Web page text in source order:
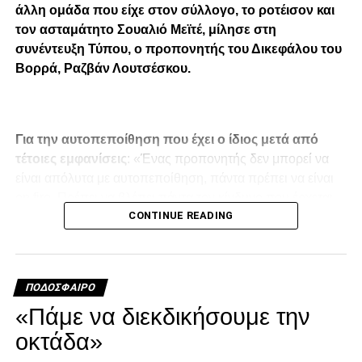
άλλη ομάδα που είχε στον σύλλογο, το ροτέισον και
τον ασταμάτητο Σουαλιό Μεϊτέ, μίλησε στη
συνέντευξη Τύπου, ο προπονητής του Δικεφάλου του
Βορρά, Ραζβάν Λουτσέσκου.
Για την αυτοπεποίθηση που έχει ο ίδιος μετά από
τέτοιες εμφανίσεις: «Ένας προπονητής δεν μπορεί να
στο επόμενο ματς. Μιλάω για τη νοοτροπία, την
τον τρόπο παιχνιδιού των αντιπάλων. Αλλά από την άλλη
αυτοπεποίθηση και να καταλαβαίνει πλήρως τις
δυνατότητες της ομάδας του.
Στο πρώτο μέρος μείναμε καλά στο ματς, δημιουργήσαμε
CONTINUE READING
ΠΟΔΌΣΦΑΙΡΟ
«Πάμε να διεκδικήσουμε την
οκτάδα»